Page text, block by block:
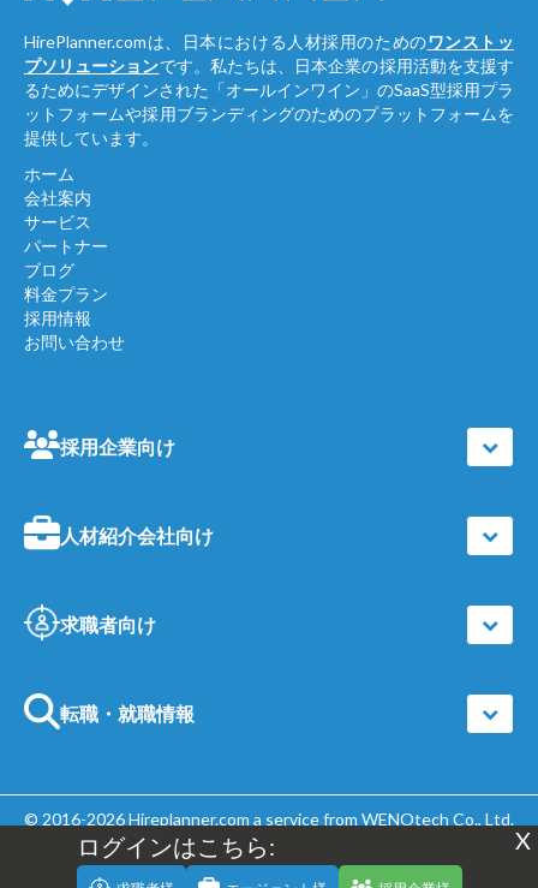
採用企業向け
人材紹介会社向け
求職者向け
転職・就職情報
HirePlanner.comは、日本における人材採用のためのワンストッ
プソリューションです。私たちは、日本企業の採用活動を支援す
るためにデザインされた「オールインワイン」のSaaS型採用プラ
ットフォームや採用ブランディングのためのプラットフォームを
提供しています。
ホーム
会社案内
サービス
パートナー
ブログ
料金プラン
採用情報
お問い合わせ
© 2016-2026Hireplanner.com a service from WENOtech Co., Ltd.
| All Rights Reserved | 個人情報保護方針 X
ログインはこちら: